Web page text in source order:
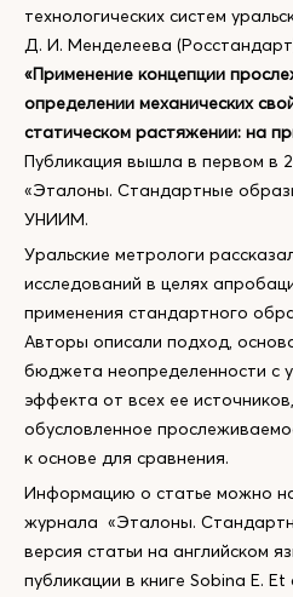
технологических систем
Д. И. Менделеева
«Применение концепции
определении механических
статическом растяжении: на
Публикация вышла в первом в
«Эталоны. Стандартные
УНИИМ.
Уральские метрологи
исследований в целях
применения стандартного
Авторы описали подход,
бюджета неопределенности с
эффекта от всех ее
обусловленное
к основе для сравнения.
Информацию о статье можно
журнала «Эталоны.
версия статьи на английском
публикации в книге Sobina E. Et